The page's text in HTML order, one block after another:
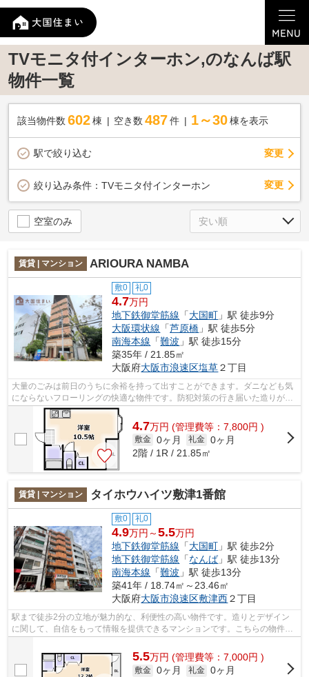
TVモニタ付インターホン,のなんば駅
物件一覧
該当物件数 602棟 空き数 487 件 1～30 棟を表示
駅で絞り込む 変更
絞り込み条件： TVモニタ付インターホン 変更
空室のみ
賃貸 | マンション ARIOURA NAMBA
敷0 礼0
4.7万円
地下鉄御堂筋線 「大国町 」駅 徒歩9分
大阪環状線 「芦原橋 」駅 徒歩5分
南海本線 「難波 」駅 徒歩15分
築35年 / 21.85㎡
大阪府大阪市浪速区塩草２丁目
大量のごみは前日のうちに余裕を持って出すことができます。ダニなども気
にならないフローリングの快適な物件です。防犯対策の行き届いた造りがポ
イント。こだわりポイント満載のARIOU...
4.7万円 (管理費等：7,800円 )
敷金 0ヶ月 礼金 0ヶ月
2階 / 1R / 21.85㎡
賃貸 | マンション タイホウハイツ敷津1番館
敷0 礼0
4.9万円～5.5万円
地下鉄御堂筋線 「大国町 」駅 徒歩2分
地下鉄御堂筋線 「なんば」駅 徒歩13分
南海本線 「難波 」駅 徒歩13分
築41年 / 18.74㎡～23.46㎡
大阪府大阪市浪速区敷津西２丁目
駅まで徒歩2分の立地が魅力的な、利便性の高い物件です。造りとデザイン
に関して、自信をもって情報を提供できるマンションです。こちらの物件は
周辺に駅が2つあるので電車へのアクセ...
5.5万円 (管理費等：7,000円 )
敷金 0ヶ月 礼金 0ヶ月